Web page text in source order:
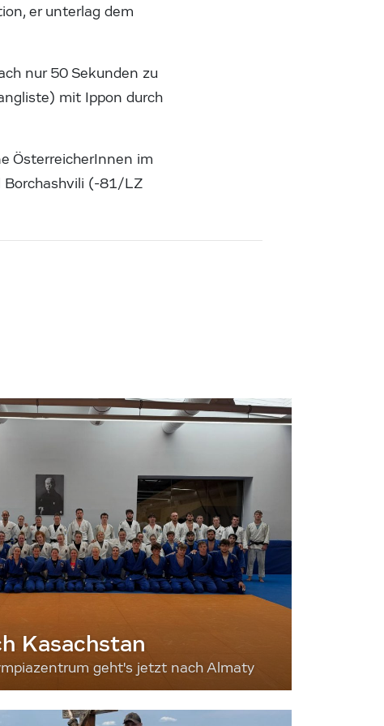
er unterlag dem
nur 50 Sekunden zu
mit Ippon durch
ÖsterreicherInnen im
Borchashvili (-81/LZ
Kasachstan
geht's jetzt nach Almaty